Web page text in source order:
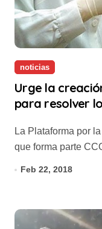
noticias
Urge la
para resolver
La Plataforma por la Sanidad Pública en La Rioja, de la
que forma parte
Feb 22, 2018